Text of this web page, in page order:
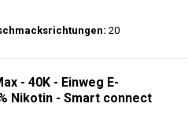
20
- 40K - Einweg E-
Nikotin - Smart connect